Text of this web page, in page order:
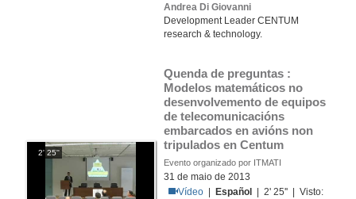
Andrea Di Giovanni
Development Leader CENTUM
research & technology.
2' 25''
Quenda de preguntas :
Modelos matemáticos no
desenvolvemento de equipos
de telecomunicacións
embarcados en avións non
tripulados en Centum
Evento organizado por ITMATI
31 de maio de 2013
Vídeo
Español
| 2' 25'' | Visto: